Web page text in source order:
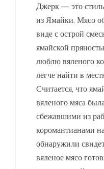
Джерк — это
из Ямайки. Мясо
виде с острой
ямайской
люблю вяленого
легче найти в
Считается, что
вяленого мяса
сбежавшими из
коромантианами
обнаружили
вяленое мясо